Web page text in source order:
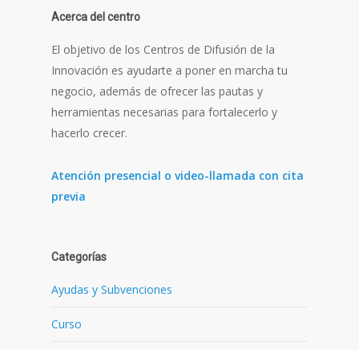
Acerca del centro
El objetivo de los Centros de Difusión de la
Innovación es ayudarte a poner en marcha tu
negocio, además de ofrecer las pautas y
herramientas necesarias para fortalecerlo y
hacerlo crecer.
Atención presencial o video-llamada con cita
previa
Categorías
Ayudas y Subvenciones
Curso